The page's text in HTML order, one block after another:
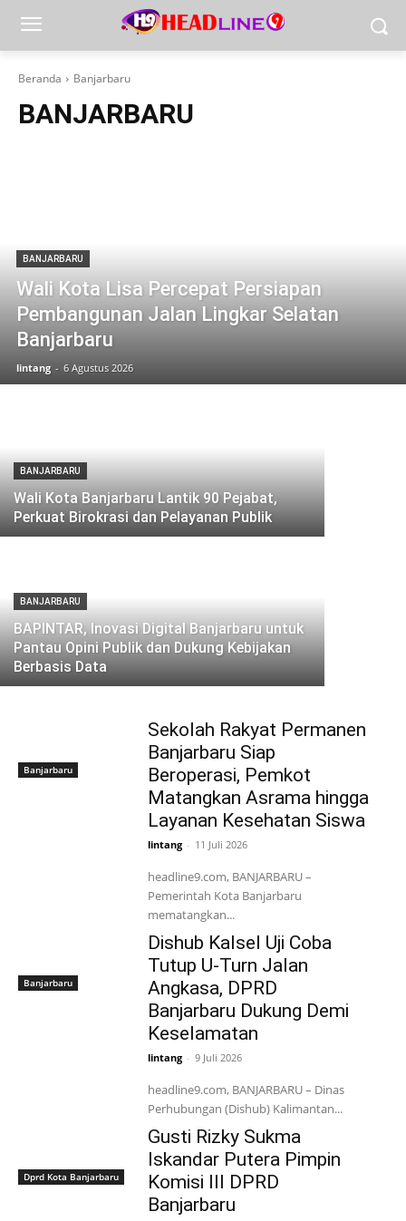
Beranda Banjarbaru
BANJARBARU
BANJARBARU
Wali Kota Lisa Percepat Persiapan
Pembangunan Jalan Lingkar Selatan
Banjarbaru
lintang - 6 Agustus 2026
BANJARBARU
Wali Kota Banjarbaru Lantik 90 Pejabat,
Perkuat Birokrasi dan Pelayanan Publik
BANJARBARU
BAPINTAR, Inovasi Digital Banjarbaru untuk
Pantau Opini Publik dan Dukung Kebijakan
Berbasis Data
Banjarbaru
Sekolah Rakyat Permanen
Banjarbaru Siap
Beroperasi, Pemkot
Matangkan Asrama hingga
Layanan Kesehatan Siswa
lintang - 11 Juli 2026
headline9.com, BANJARBARU –
Pemerintah Kota Banjarbaru
mematangkan...
Banjarbaru
Dishub Kalsel Uji Coba
Tutup U-Turn Jalan
Angkasa, DPRD
Banjarbaru Dukung Demi
Keselamatan
lintang - 9 Juli 2026
headline9.com, BANJARBARU – Dinas
Perhubungan (Dishub) Kalimantan...
Dprd Kota Banjarbaru
Gusti Rizky Sukma
Iskandar Putera Pimpin
Komisi III DPRD
Banjarbaru